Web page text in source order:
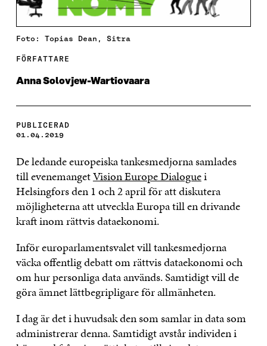
Foto: Topias Dean, Sitra
FÖRFATTARE
Anna Solovjew-Wartiovaara
PUBLICERAD
01.04.2019
De ledande europeiska tankesmedjorna samlades
till evenemangetVision Europe Dialoguei
Helsingfors den 1 och 2 april för att diskutera
möjligheterna att utveckla Europa till en drivande
kraft inom rättvis dataekonomi.
Inför europarlamentsvalet vill tankesmedjorna
väcka offentlig debatt om rättvis dataekonomi och
om hur personliga data används. Samtidigt vill de
göra ämnet lättbegripligare för allmänheten.
I dag är det i huvudsak den som samlar in data som
administrerar denna. Samtidigt avstår individen i